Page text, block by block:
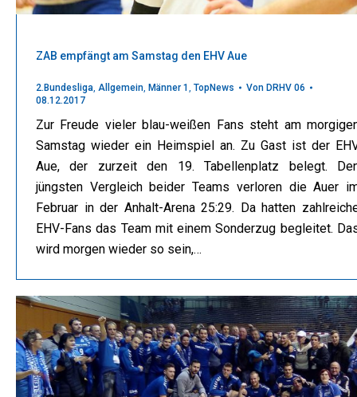
ZAB empfängt am Samstag den EHV Aue
2.Bundesliga, Allgemein, Männer 1 , TopNews Von DRHV 06
08.12.2017
Zur Freude vieler blau-weißen Fans steht am
Samstag wieder ein Heimspiel an. Zu Gast ist der
Aue, der zurzeit den 19. Tabellenplatz belegt.
jüngsten Vergleich beider Teams verloren die Auer
Februar in der Anhalt-Arena 25:29. Da hatten
EHV-Fans das Team mit einem Sonderzug begleitet.
wird morgen wieder so sein,…